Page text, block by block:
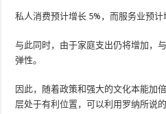
私人消费预计增长 5%，而服务业预计
与此同时，由于家庭支出仍将增加，
弹性。
因此，随着政策和强大的文化本能加
层处于有利位置，可以利用罗纳所说